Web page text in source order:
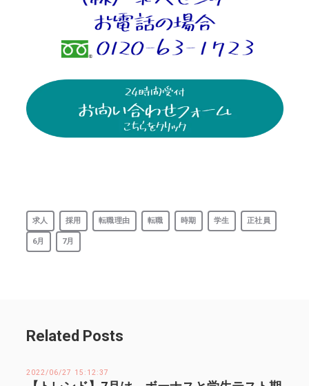
求人 採用 転職理由 転職 時期 学生 正社員
6月 7月
Related Posts
2022/06/27 15:12:37